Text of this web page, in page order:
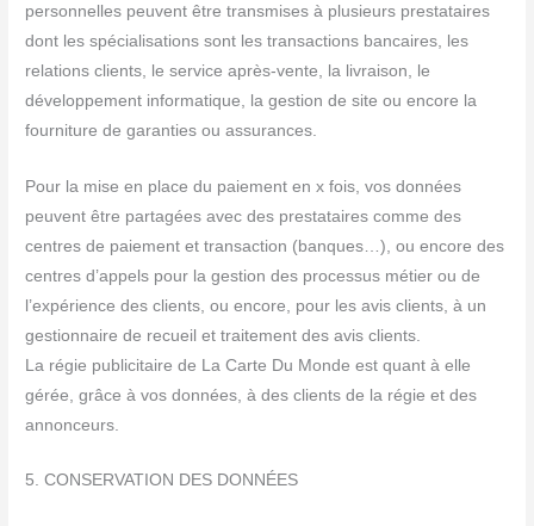
personnelles peuvent être transmises à plusieurs prestataires
dont les spécialisations sont les transactions bancaires, les
relations clients, le service après-vente, la livraison, le
développement informatique, la gestion de site ou encore la
fourniture de garanties ou assurances.
Pour la mise en place du paiement en x fois, vos données
peuvent être partagées avec des prestataires comme des
centres de paiement et transaction (banques…), ou encore des
centres d’appels pour la gestion des processus métier ou de
l’expérience des clients, ou encore, pour les avis clients, à un
gestionnaire de recueil et traitement des avis clients.
La régie publicitaire de La Carte Du Monde est quant à elle
gérée, grâce à vos données, à des clients de la régie et des
annonceurs.
5. CONSERVATION DES DONNÉES